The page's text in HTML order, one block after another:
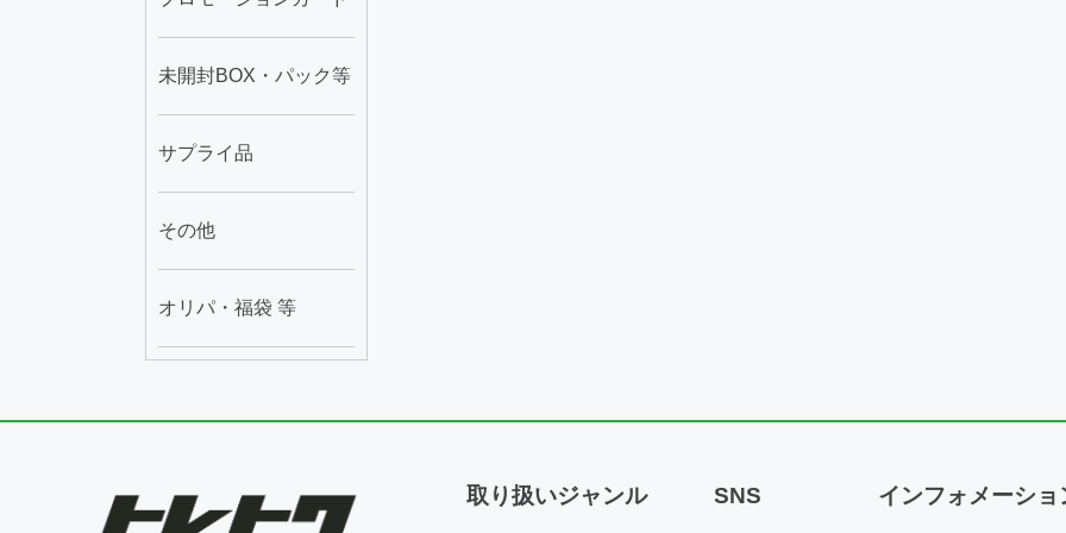
未開封BOX・パック等
サプライ品
その他
オリパ・福袋 等
取り扱いジャンル SNS インフォメーショ